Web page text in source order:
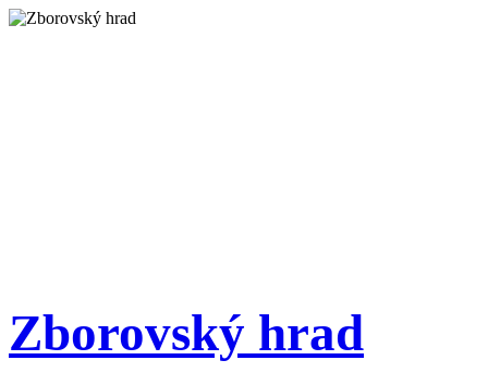
Zborovský hrad